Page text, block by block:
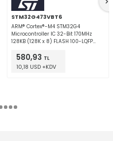
STM32G473VBT6
ARM® Cortex®-M4 STM32G4
Microcontroller IC 32-Bit 170MHz
128KB (128K x 8) FLASH 100-LQFP
580,93 TL
10,18 USD +KDV